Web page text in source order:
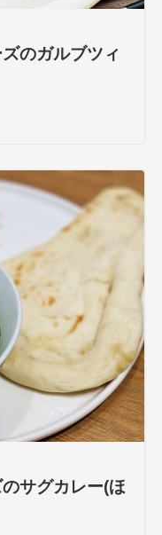
のガルブツィ
サグカレー(ほ